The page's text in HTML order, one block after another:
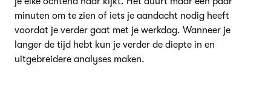
minuten om te zien of iets je aandacht nodig heeft
voordat je verder gaat met je werkdag. Wanneer je
langer de tijd hebt kun je verder de diepte in en
uitgebreidere analyses maken.